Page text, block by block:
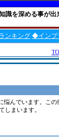
識を深める事が出
ンキング ◆インプ
悩んでいます。こ
しまいます。